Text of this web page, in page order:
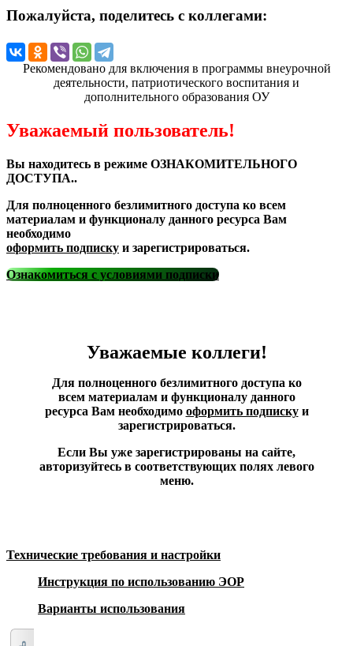
Пожалуйста, поделитесь с коллегами:
Рекомендовано для включения в программы внеурочной
деятельности, патриотического воспитания и
дополнительного образования ОУ
Уважаемый пользователь!
Вы находитесь в режиме ОЗНАКОМИТЕЛЬНОГО
ДОСТУПА..
Для полноценного безлимитного доступа ко всем
материалам и функционалу данного ресурса Вам
необходимо
оформить подписку и зарегистрироваться.
Ознакомиться с условиями подписки
Уважаемые коллеги!
Для полноценного безлимитного доступа ко
всем материалам и функционалу данного
ресурса Вам необходимо оформить подпискуи
зарегистрироваться.
Если Вы уже зарегистрированы на сайте,
авторизуйтесь в соответствующих полях левого
меню.
Технические требования и настройки
Инструкция по использованию ЭОР
Варианты использования